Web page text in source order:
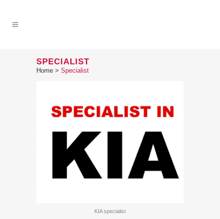
SPECIALIST
Home > Specialist
KIA specialist